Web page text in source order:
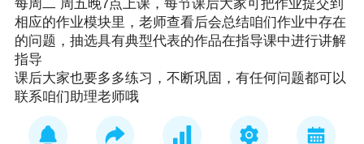
每周二 周五晚7点上课，每节课后大家可把作业提交到
相应的作业模块里，老师查看后会总结咱们作业中存在
的问题，抽选具有典型代表的作品在指导课中进行讲解
指导
课后大家也要多多练习，不断巩固，有任何问题都可以
联系咱们助理老师哦